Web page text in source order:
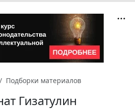
Подборки материалов
Гизатулин